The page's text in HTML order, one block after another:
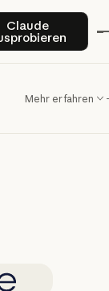
ClaudeClaude
Mehr erfahren